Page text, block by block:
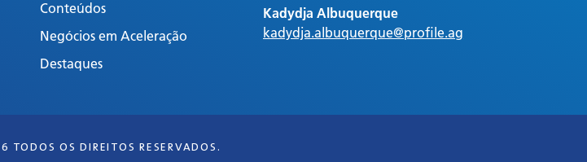
Conteúdos
Negócios em Aceleração
Destaques
Kadydja Albuquerque
kadydja.albuquerque@profile.ag
OS DIREITOS RESERVADOS.